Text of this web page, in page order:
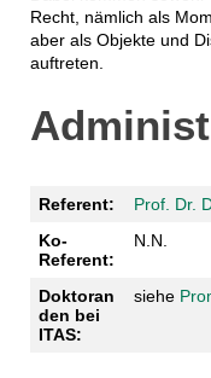
Recht, nämlich als
aber als Objekte und
auftreten.
Referent:
Prof. Dr.
Ko-
Referent:
N.N.
Doktoran
den bei
ITAS:
siehe